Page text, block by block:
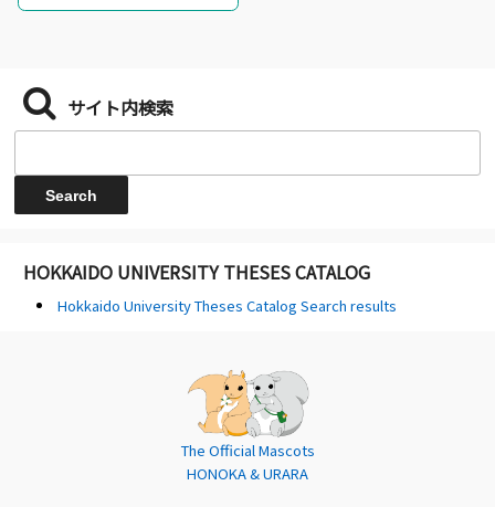
サイト内検索
HOKKAIDO UNIVERSITY THESES CATALOG
Hokkaido University Theses Catalog Search results
The Official Mascots
HONOKA & URARA